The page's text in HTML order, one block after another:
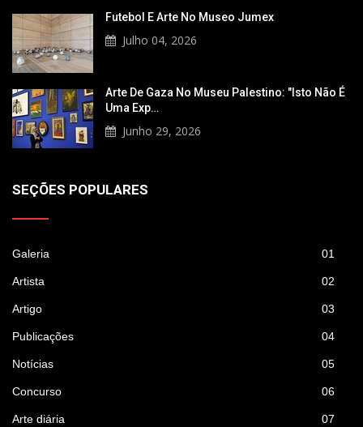
Futebol E Arte No Museo Jumex
Julho 04, 2026
Arte De Gaza No Museu Palestino: "Isto Não É
Uma Exp…
Junho 29, 2026
SEÇÕES POPULARES
Galeria 01
Artista 02
Artigo 03
Publicações 04
Notícias 05
Concurso 06
Arte diária 07